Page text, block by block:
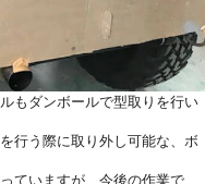
もダンボールで型取りを行い
行う際に取り外し可能な、ボ
ていますが、今後の作業で、